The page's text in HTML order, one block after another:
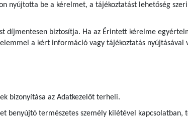
nyújtotta be a kérelmet, a tájékoztatást lehetőség
díjmentesen biztosítja. Ha az Érintett kérelme
a kért információ vagy tájékoztatás nyújtásával
bizonyítása az Adatkezelőt terheli.
benyújtó természetes személy kilétével kapcsolatban,